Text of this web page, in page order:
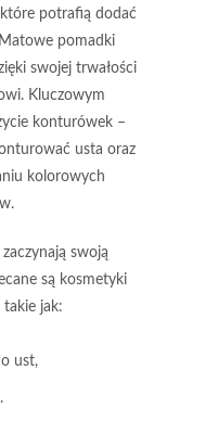
potrafią dodać
Matowe pomadki
swojej trwałości
Kluczowym
konturówek–
usta oraz
kolorowych
swoją
są kosmetyki
takie jak:
ust,